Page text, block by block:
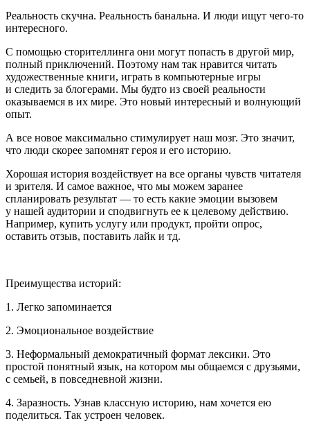
Реальность скучна. Реальность банальна. И люди ищут чего-то
интересного.
С помощью сторителлинга они могут попасть в другой мир,
полный приключений. Поэтому нам так нравится читать
художественные книги, играть в компьютерные игры
и следить за блогерами. Мы будто из своей реальности
оказываемся в их мире. Это новый интересный и волнующий
опыт.
А все новое максимально стимулирует наш мозг. Это значит,
что люди скорее запомнят героя и его историю.
Хорошая история воздействует на все органы чувств читателя
и зрителя. И самое важное, что мы можем заранее
спланировать результат — то есть какие эмоции вызовем
у нашей аудитории и сподвигнуть ее к целевому действию.
Например, купить услугу или продукт, пройти опрос,
оставить отзыв, поставить лайк и тд.
Преимущества историй:
1. Легко запоминается
2. Эмоциональное воздействие
3. Неформальный демократичный формат лексики. Это
простой понятный язык, на котором мы общаемся с друзьями,
с семьей, в повседневной жизни.
4. Заразность. Узнав классную историю, нам хочется ею
поделиться. Так устроен человек.